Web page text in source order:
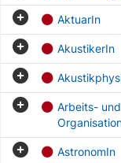
AktuarIn
AkustikerIn
Arbeits-
AstronomIn